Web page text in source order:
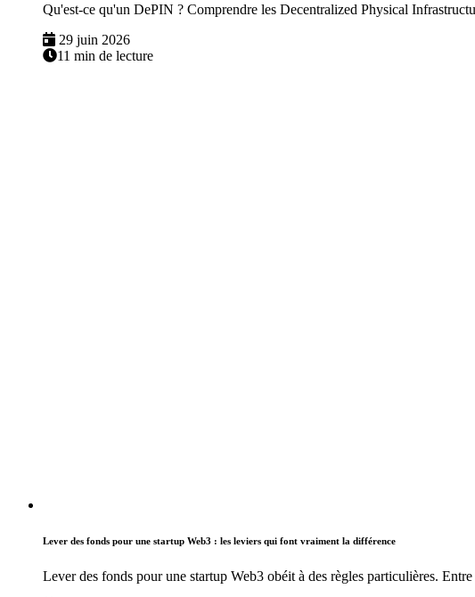
Qu'est-ce qu'un DePIN ? Comprendre les Decentralized Physical
29 juin 2026
11 min de lecture
Lever des fonds pour une startup Web3 : les leviers qui font vraiment la différence
Lever des fonds pour une startup Web3 obéit à des règles particulières.